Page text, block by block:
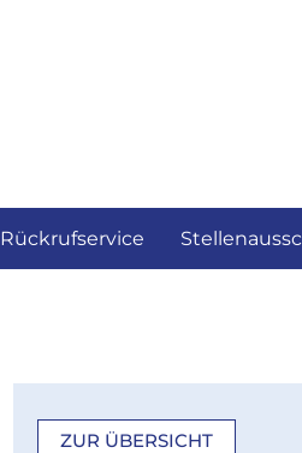
Rückrufservice
ZUR ÜBERSICHT